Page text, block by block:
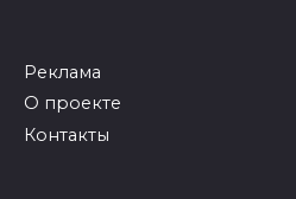
Реклама
О проекте
Контакты